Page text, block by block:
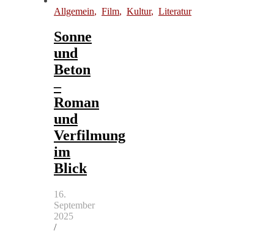
Allgemein, Film, Kultur, Literatur
Sonne
und
Beton
–
Roman
und
Verfilmung
im
Blick
16.
September
2025
/